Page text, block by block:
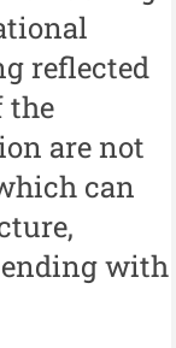
al
și
reflected
the
are not
can
with